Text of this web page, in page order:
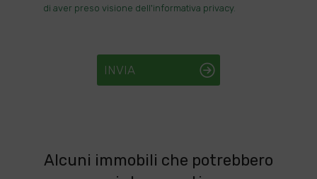
di aver preso visione dell'informativa privacy.
INVIA
Alcuni immobili che potrebbero